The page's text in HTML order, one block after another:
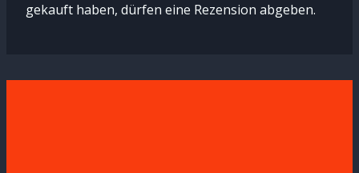
gekauft haben, dürfen eine Rezension abgeben.